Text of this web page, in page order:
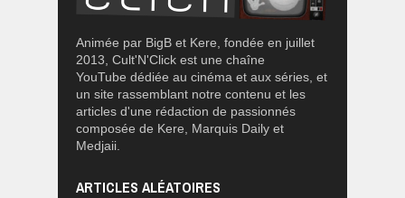
Animée par BigB et Kere, fondée en juillet
2013, Cult'N'Click est une chaîne
YouTube dédiée au cinéma et aux séries, et
un site rassemblant notre contenu et les
articles d'une rédaction de passionnés
composée de Kere, Marquis Daily et
Medjaii.
ARTICLES ALÉATOIRES